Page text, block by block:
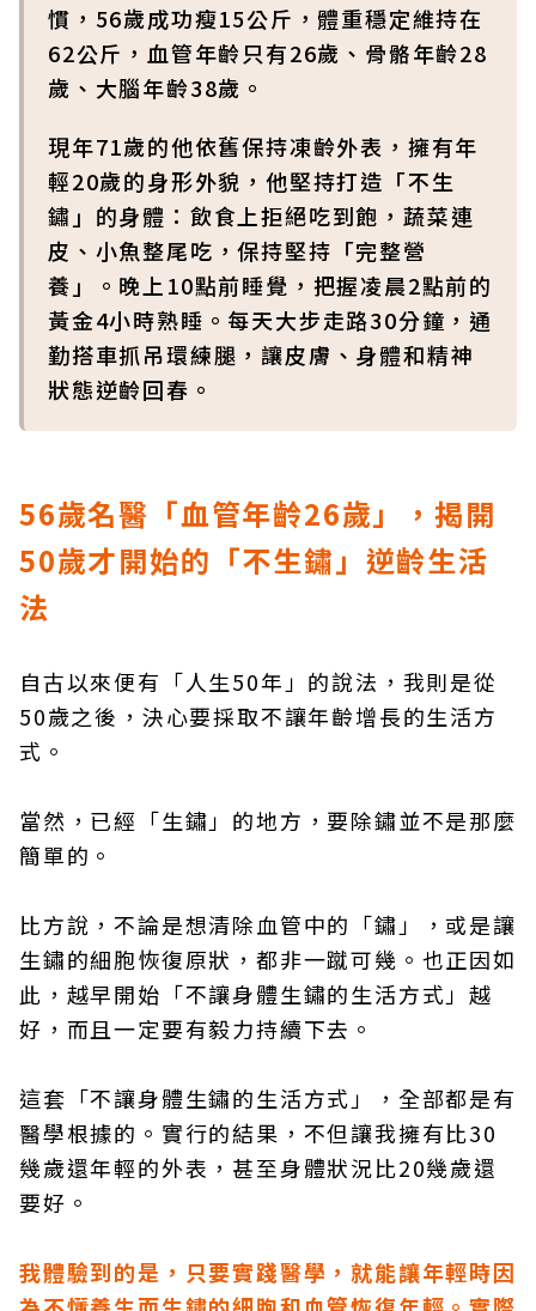
慣，56歲成功瘦15公斤，體重穩定維持在
62公斤，血管年齡只有26歲、骨骼年齡28
歲、大腦年齡38歲。
現年71歲的他依舊保持凍齡外表，擁有年
輕20歲的身形外貌，他堅持打造「不生
鏽」的身體：飲食上拒絕吃到飽，蔬菜連
皮、小魚整尾吃，保持堅持「完整營
養」。晚上10點前睡覺，把握凌晨2點前的
黃金4小時熟睡。每天大步走路30分鐘，通
勤搭車抓吊環練腿，讓皮膚、身體和精神
狀態逆齡回春。
56歲名醫「血管年齡26歲」，揭開
50歲才開始的「不生鏽」逆齡生活
法
自古以來便有「人生50年」的說法，我則是從
50歲之後，決心要採取不讓年齡增長的生活方
式。
當然，已經「生鏽」的地方，要除鏽並不是那麼
簡單的。
比方說，不論是想清除血管中的「鏽」，或是讓
生鏽的細胞恢復原狀，都非一蹴可幾。也正因如
此，越早開始「不讓身體生鏽的生活方式」越
好，而且一定要有毅力持續下去。
這套「不讓身體生鏽的生活方式」，全部都是有
醫學根據的。實行的結果，不但讓我擁有比30
幾歲還年輕的外表，甚至身體狀況比20幾歲還
要好。
我體驗到的是，只要實踐醫學，就能讓年輕時因